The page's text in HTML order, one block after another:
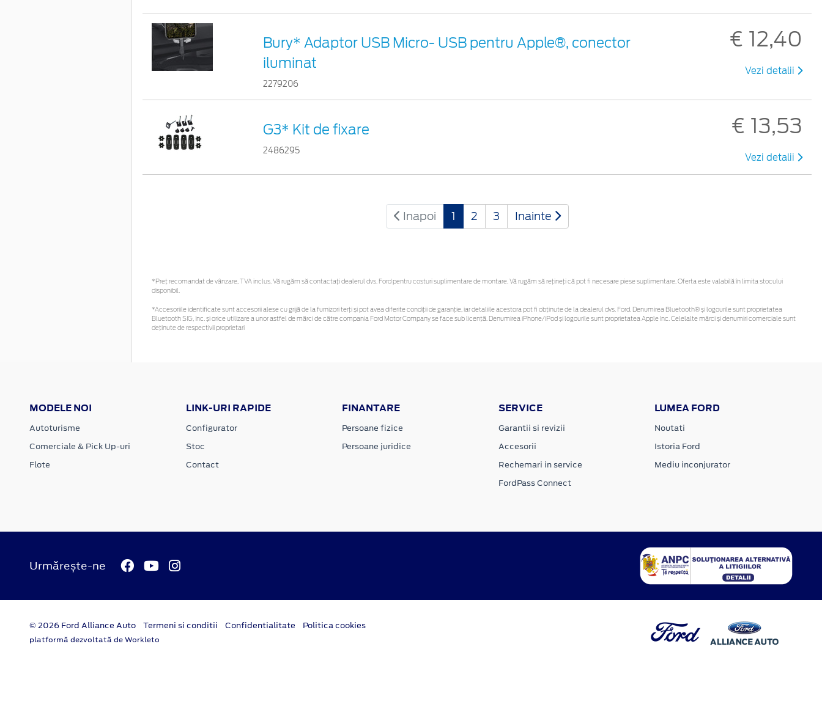
Bury* Adaptor USB Micro- USB pentru Apple®, conector
iluminat
2279206
€ 12,40
Vezi detalii
G3* Kit de fixare
2486295
€ 13,53
Vezi detalii
Inapoi 1 2 3 Inainte
*Preţ recomandat de vânzare, TVA inclus. Vă rugăm să contactaţi dealerul dvs. Ford pentru costuri suplimentare de montare. Vă rugăm să rețineți că pot fi necesare piese suplimentare. Oferta este valabilă în limita stocului
disponibil.
*Accesoriile identificate sunt accesorii alese cu grijă de la furnizori terți și pot avea diferite condiții de garanție, iar detaliile acestora pot fi obținute de la dealerul dvs. Ford. Denumirea Bluetooth® și logourile sunt proprietatea
Bluetooth SIG, Inc. și orice utilizare a unor astfel de mărci de către compania Ford Motor Company se face sub licență. Denumirea iPhone/iPod și logourile sunt proprietatea Apple Inc. Celelalte mărci și denumiri comerciale sunt
deținute de respectivii proprietari
MODELE NOI
Autoturisme
Comerciale & Pick Up-uri
Flote
LINK-URI RAPIDE
Configurator
Stoc
Contact
FINANTARE
Persoane fizice
Persoane juridice
SERVICE
Garantii si revizii
Accesorii
Rechemari in service
FordPass Connect
LUMEA FORD
Noutati
Istoria Ford
Mediu inconjurator
Urmărește-ne
© 2026 Ford Alliance Auto Termeni si conditii Confidentialitate Politica cookies
platformă dezvoltată de Workleto